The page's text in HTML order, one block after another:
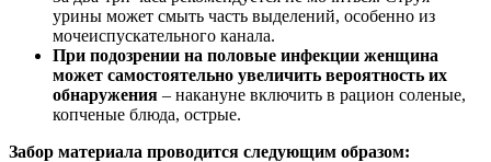
урины может смыть часть выделений, особенно из
мочеиспускательного канала.
При подозрении на половые инфекции женщина
может самостоятельно увеличить вероятность их
обнаружения – накануне включить в рацион соленые,
копченые блюда, острые.
Забор материала проводится следующим образом: